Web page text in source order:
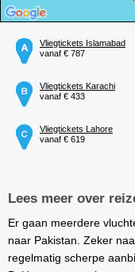
Vliegtickets Islamabad
vanaf € 787
Vliegtickets Karachi
vanaf € 433
Vliegtickets Lahore
vanaf € 619
Lees meer over
Er gaan meerdere
naar Pakistan. Zeker
regelmatig scherpe